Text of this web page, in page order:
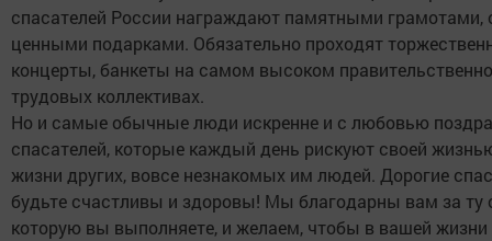
спасателей России награждают памятными грамотами,
ценными подарками. Обязательно проходят
концерты, банкеты на самом высоком
трудовых коллективах.
Но и самые обычные люди искренне и с любовью
спасателей, которые каждый день рискуют своей
жизни других, вовсе незнакомых им людей. Дорогие
будьте счастливы и здоровы! Мы благодарны вам за ту
которую вы выполняете, и желаем, чтобы в вашей